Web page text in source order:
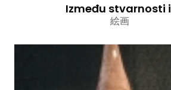
Između stvarnosti i
絵画